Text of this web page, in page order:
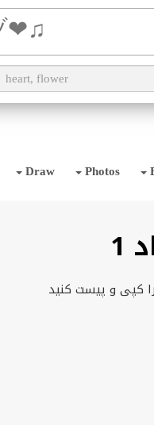
Photos
Draw